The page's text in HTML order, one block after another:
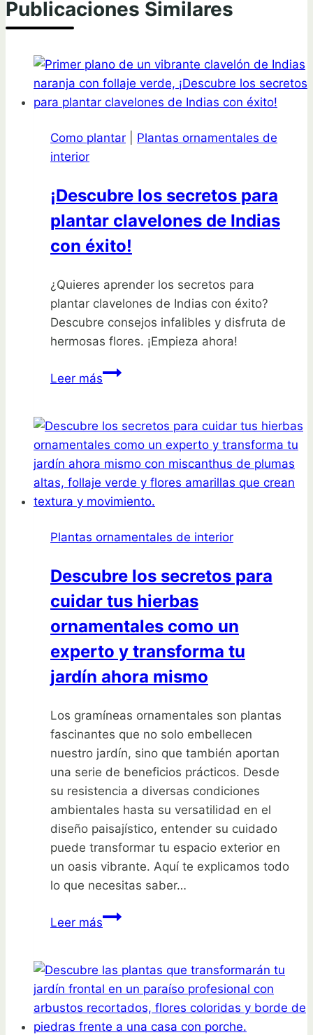
Publicaciones Similares
Como plantar
Plantas ornamentales de
interior
¡Descubre los secretos para
plantar clavelones de Indias
con éxito!
¿Quieres aprender los secretos para
plantar clavelones de Indias con éxito?
Descubre consejos infalibles y disfruta de
hermosas flores. ¡Empieza ahora!
Leer más¡Descubre
para
plantar
clavelones
de
Indias
éxito!
Plantas ornamentales de interior
Descubre los secretos para
cuidar tus hierbas
ornamentales como un
experto y transforma tu
jardín ahora mismo
Los gramíneas ornamentales son plantas
fascinantes que no solo embellecen
nuestro jardín, sino que también aportan
una serie de beneficios prácticos. Desde
su resistencia a diversas condiciones
ambientales hasta su versatilidad en el
diseño paisajístico, entender su cuidado
puede transformar tu espacio exterior en
un oasis vibrante. Aquí te explicamos todo
lo que necesitas saber…
Leer másDescubre
para
cuidar
tus
hierbas